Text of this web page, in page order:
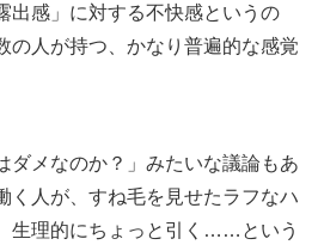
出感」に対する不快感というの
の人が持つ、かなり普遍的な感覚
ダメなのか？」みたいな議論もあ
く人が、すね毛を見せたラフなハ
生理的にちょっと引く……という